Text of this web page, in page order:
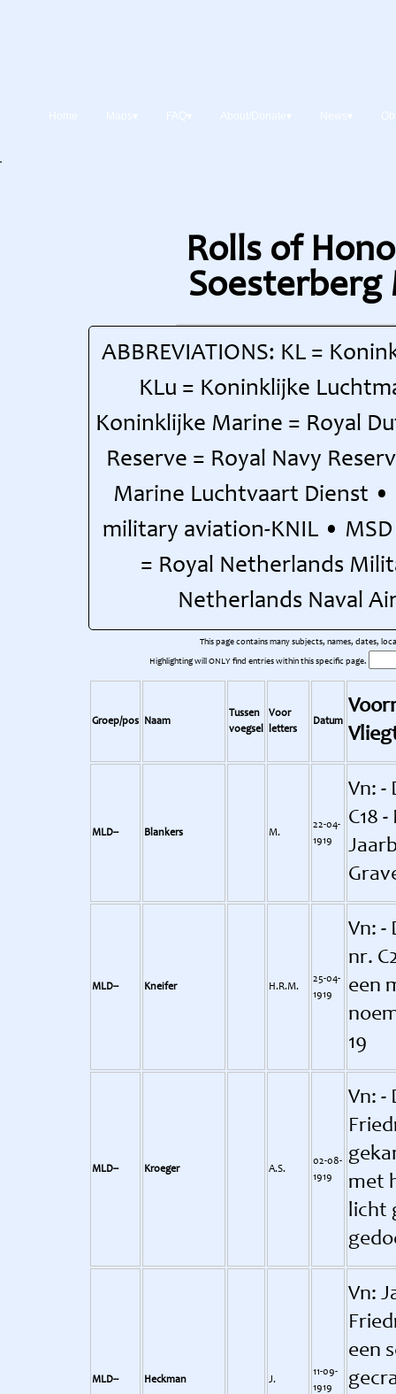
Home Maps▾ FAQ▾ About/Donate▾ News▾
Rolls of
Soesterberg
ABBREVIATIONS: KL =
KLu = Koninklijke
Koninklijke Marine = Royal
Reserve = Royal Navy
Marine Luchtvaart Dienst •
military aviation-KNIL •
= Royal Netherlands
Netherlands Naval
This page contains many subjects, names, dates,
Highlighting will ONLY find entries within this specific page.
Groep/pos Naam
Tussen
voegsel
Voor
letters
Datum
MLD-- Blankers M.
22-04-
1919
Vn: -
C18
MLD-- Kneifer H.R.M.
25-04-
1919
Vn: -
nr.
een
19
MLD-- Kroeger A.S.
02-08-
1919
Vn: -
met
licht
MLD-- Heckman J.
11-09-
1919
Vn:
een